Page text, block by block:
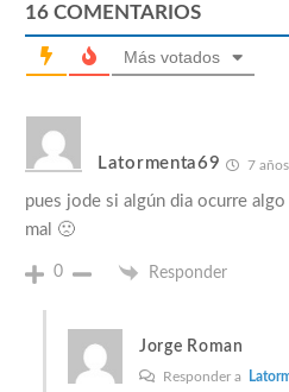
16 COMENTARIOS
Más votados
Latormenta69 7
pues jode si algún dia ocurre
mal 🙁
0 Responder
Jorge Roman
Responder a